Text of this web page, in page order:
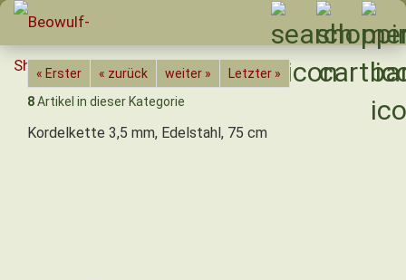
« Erster « zurück weiter »
Letzter »
8Artikel in dieser Kategorie
Kordelkette 3,5 mm, Edelstahl, 75 cm